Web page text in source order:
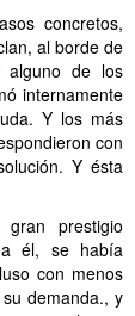
concretos,
al borde de
alguno de los
internamente
Y los más
con
Y ésta
prestigio
él, se había
con menos
demanda., y